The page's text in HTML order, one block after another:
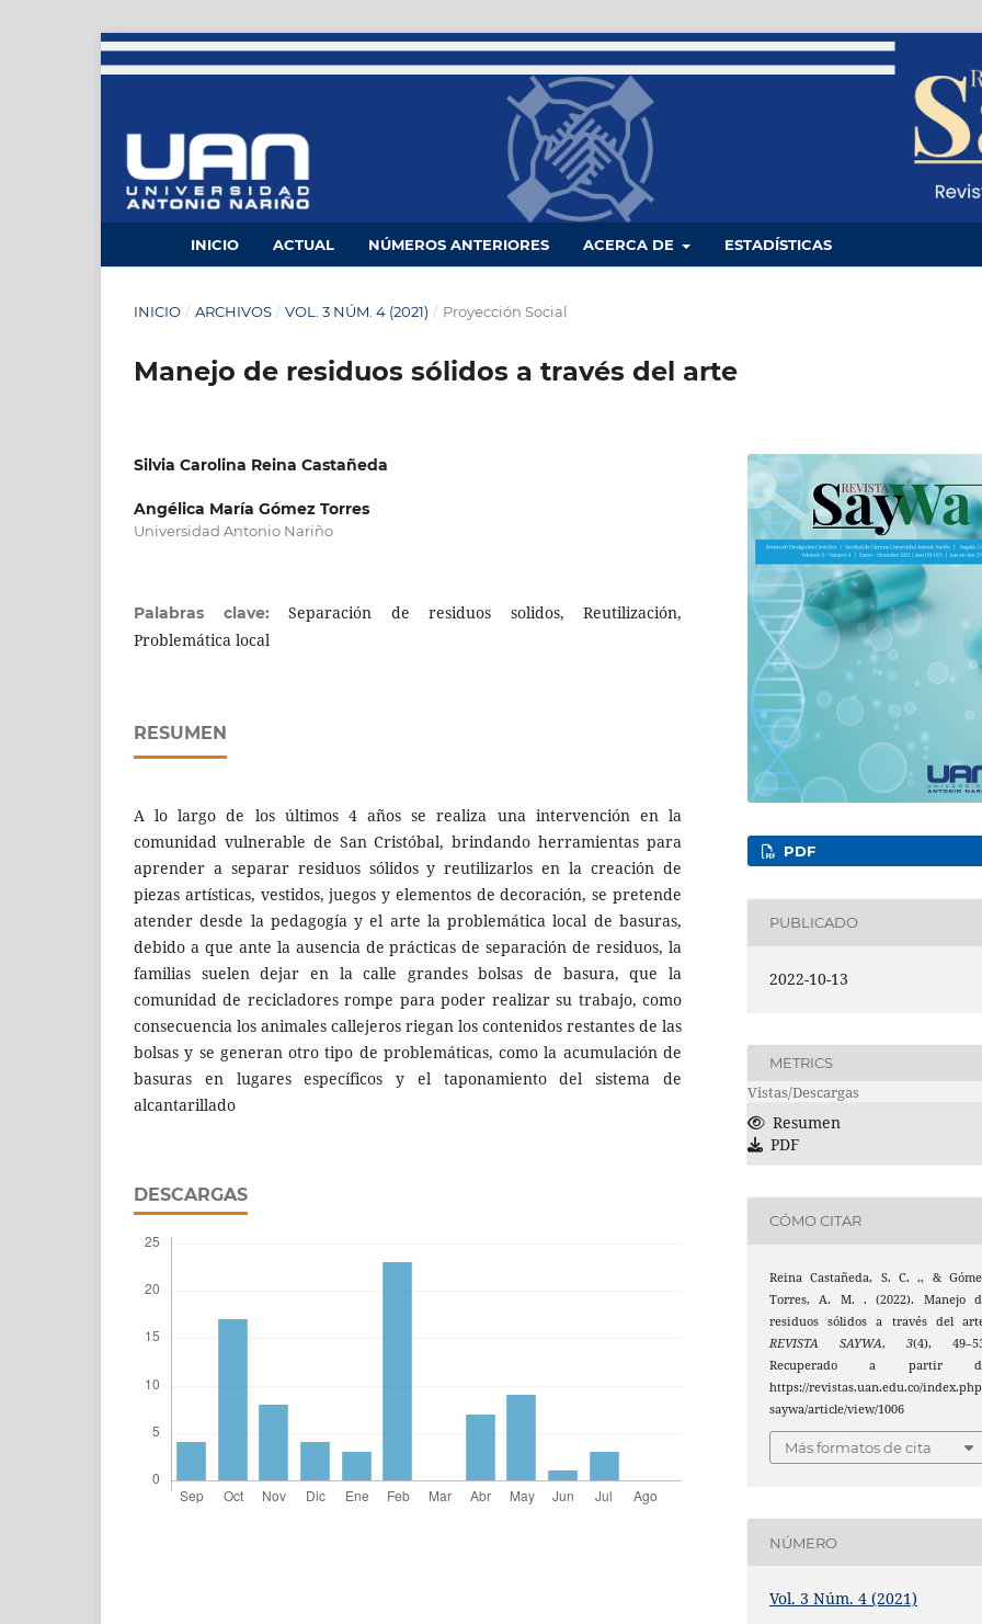
INICIO ACTUAL NÚMEROS ANTERIORES ACERCA DE ESTADÍSTICAS
INICIO / ARCHIVOS / VOL. 3 NÚM. 4 (2021) / Proyección Social
Manejo de residuos sólidos a través del arte
Silvia Carolina Reina Castañeda
Angélica María Gómez Torres
Universidad Antonio Nariño
Palabras clave: Separación de residuos solidos, Reutilización,
Problemática local
RESUMEN
A lo largo de los últimos 4 años se realiza una intervención en la
comunidad vulnerable de San Cristóbal, brindando herramientas para
aprender a separar residuos sólidos y reutilizarlos en la creación de
piezas artísticas, vestidos, juegos y elementos de decoración, se pretende
atender desde la pedagogía y el arte la problemática local de basuras,
debido a que ante la ausencia de prácticas de separación de residuos, la
familias suelen dejar en la calle grandes bolsas de basura, que la
comunidad de recicladores rompe para poder realizar su trabajo, como
consecuencia los animales callejeros riegan los contenidos restantes de las
bolsas y se generan otro tipo de problemáticas, como la acumulación de
basuras en lugares específicos y el taponamiento del sistema de
alcantarillado
DESCARGAS
PDF
PUBLICADO
2022-10-13
METRICS
Vistas/Descargas
Resumen
PDF
CÓMO CITAR
Reina Castañeda, S. C. ., &
Torres, A. M. . (2022). Manejo
residuos sólidos a través del
REVISTA SAYWA,3(4),
Recuperado a partir
https://revistas.uan.edu.co/
saywa/article/view/1006
Más formatos de cita
NÚMERO
Vol. 3 Núm. 4 (2021)